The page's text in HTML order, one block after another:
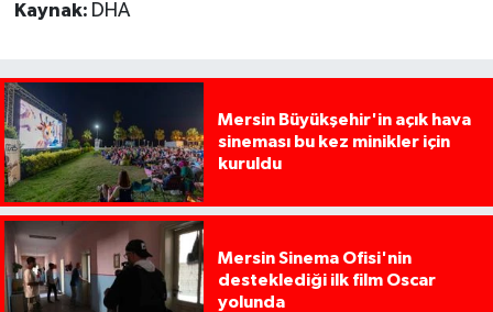
Kaynak: DHA
Mersin Büyükşehir'in açık hava
sineması bu kez minikler için
kuruldu
Mersin Sinema Ofisi'nin
desteklediği ilk film Oscar
yolunda